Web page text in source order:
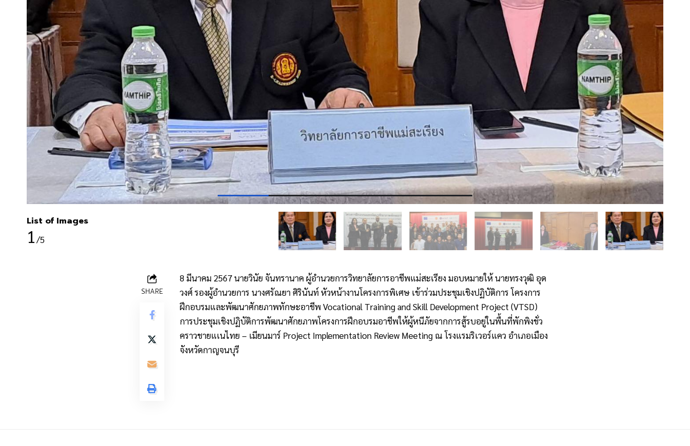
List of Images
1/5
SHARE
8 มีนาคม 2567 นายวินัย จันทรานาค ผู้อำนวยการวิทยาลัยการอาชีพแม่สะเรียง มอบหมายให้ นายทรงวุฒิ อุด
วงศ์ รองผู้อำนวยการ นางศรัณยา ศิรินันท์ หัวหน้างานโครงการพิเศษ เข้าร่วมประชุมเชิงปฏิบัติการ โครงการ
ฝึกอบรมและพัฒนาศักยภาพทักษะอาชีพ Vocational Training and Skill Development Project (VTSD)
การประชุมเชิงปฏิบัติการพัฒนาศักยภาพโครงการฝึกอบรมอาชีพให้ผู้หนีภัยจากการสู้รบอยู่ในพื้นที่พักพิงชั่ว
คราวชายแเนไทย – เมียนมาร์ Project Implementation Review Meeting ณ โรงแรมริเวอร์แคว อำเภอเมือง
จังหวัดกาญจนบุรี